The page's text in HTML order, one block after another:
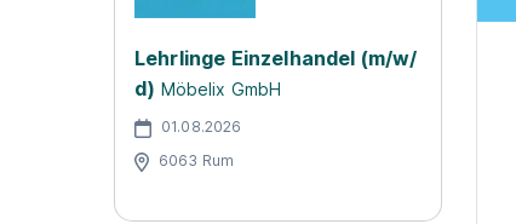
Lehrlinge Einzelhandel (m/w/
d) Möbelix GmbH
01.08.2026
6063 Rum